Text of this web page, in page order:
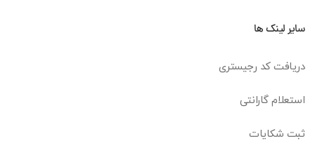
سایر لینک ها
دریافت کد رجیستری
استعلام گارانتی
ثبت شکایات